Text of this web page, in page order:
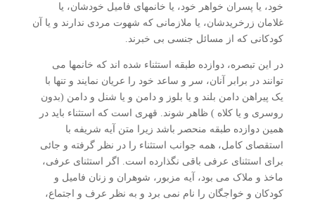
خود، یا پسران خواهر خود، یا خانمهای فامیل خودشان، یا
غلامان زرخریدشان، یا ملازمانی که شهوت مردی ندارند و یا آن
کودکانی که از مسائل جنسی بی خبرند.
در این تبصره، دوازده طبقه استثناء شده اند که خانمها می
توانند در برابر آنان، سر و ساعد خود را عریان نمایند و تنها با
یک پیراهن دامن بلند و یا بلوز و دامن و یا شنل و دامن (بدون
روسری و یا کلاه ) ظاهر شوند. قهری است که استثناء باید در
همین دوازده طبقه منحصر باشد زیرا متن آیه شریفه با
استقصای کامل، همه جوانب استثناء را در نظر گرفته و جائی
برای استثنای عرفی باقی نگذارده است. اگر استثنای عرفی،
ماخذ و ملاک می بود، آیه مزبور، شوهران و زنان فامیل و
کودکان و خواجگان را نام نمی برد و به نظر عرف و اجتماع،